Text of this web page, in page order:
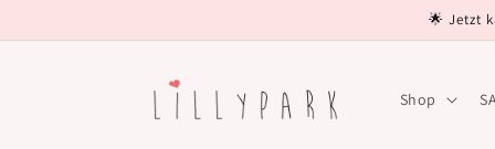
Inhalt
🌟 Jetzt
Shop